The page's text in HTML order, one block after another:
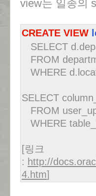
view는 일종의
CREATE VIEW
SELECT
FROM
WHERE
SELECT
FROM
WHERE
[링크
: http://
4.htm]